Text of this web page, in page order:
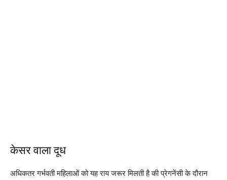
केसर वाला दूध
अधिकतर गर्भवती महिलाओं को यह राय जरूर मिलती है की प्रेगनेंसी के दौरान